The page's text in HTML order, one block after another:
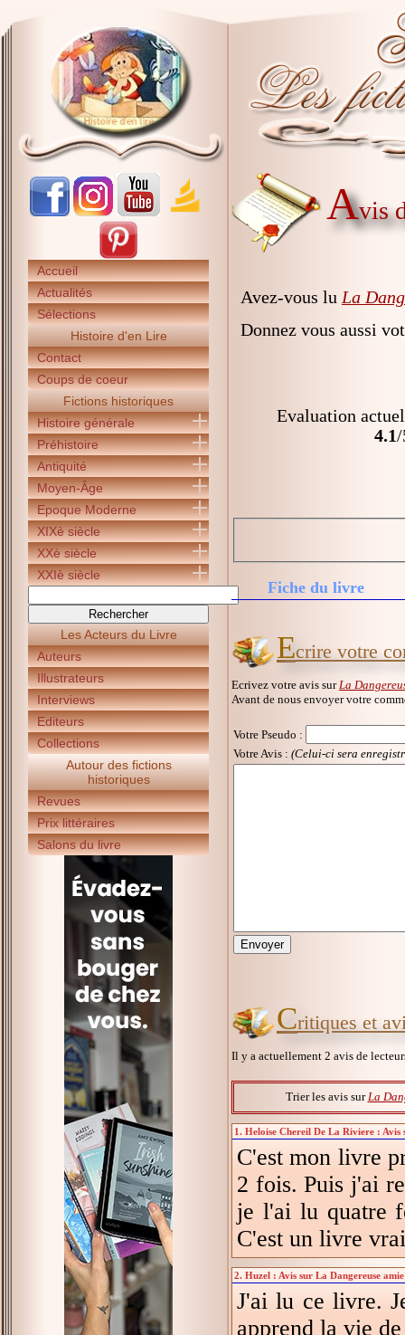
Accueil
Actualités
Sélections
Histoire d'en Lire
Contact
Coups de coeur
Fictions historiques
Histoire générale
Préhistoire
Antiquité
Moyen-Âge
Epoque Moderne
XIXè siècle
XXè siècle
XXIè siècle
Les Acteurs du Livre
Auteurs
Illustrateurs
Interviews
Editeurs
Collections
Autour des fictions
historiques
Revues
Prix littéraires
Salons du livre
Avis
Avez-vous lu La
Donnez vous aussi
Evaluation
4.1/
Fiche du livre
Ecrire votre
Ecrivez votre avis sur La
Avant de nous envoyer votre
Votre Pseudo :
Votre Avis : (Celui-ci sera
Critiques et
Il y a actuellement 2 avis de
Trier les avis sur La
1. Heloise Chereil De La Riviere : Avis
C'est mon livre
2 fois. Puis j'ai
je l'ai lu quatre
C'est un livre
2. Huzel : Avis sur La Dangereuse
J'ai lu ce livre.
apprend la vie